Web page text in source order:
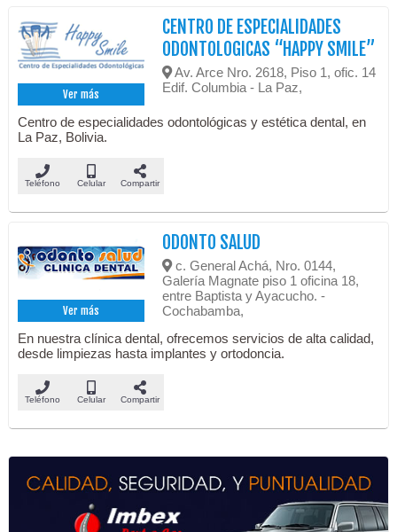
Ver más
CENTRO DE ESPECIALIDADES
ODONTOLOGICAS “HAPPY SMILE”
Av. Arce Nro. 2618, Piso 1, ofic. 14
Edif. Columbia - La Paz,
Centro de especialidades odontológicas y estética dental, en
La Paz, Bolivia.
Teléfono Celular Compartir
Ver más
ODONTO SALUD
c. General Achá, Nro. 0144,
Galería Magnate piso 1 oficina 18,
entre Baptista y Ayacucho. -
Cochabamba,
En nuestra clínica dental, ofrecemos servicios de alta calidad,
desde limpiezas hasta implantes y ortodoncia.
Teléfono Celular Compartir